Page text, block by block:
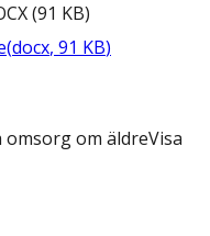
(91 KB)
(docx, 91 KB)
omsorg om äldreVisa